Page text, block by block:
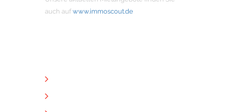
auch auf www.immoscout.de